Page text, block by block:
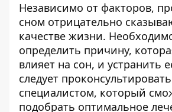
Независимо от факторов,
сном отрицательно
качестве жизни.
определить причину,
влияет на сон, и устранить
следует
специалистом, который
подобрать оптимальное